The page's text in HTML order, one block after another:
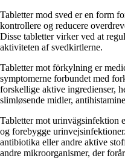
Tabletter mod sved er en form
kontrollere og reducere
Disse tabletter virker ved at
aktiviteten af svedkirtlerne.
Tabletter mot förkylning er
symptomerne forbundet med
forskellige aktive ingredienser,
slimløsende midler,
Tabletter mot urinvägsinfektion
og forebygge
antibiotika eller andre aktive
andre mikroorganismer, der